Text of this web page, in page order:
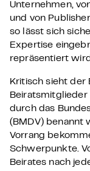
Unternehmen,
und von
so lässt sich
Expertise
repräsentiert
Kritisch sieht der
Beiratsmitglieder
durch das
(BMDV) benannt
Vorrang
Schwerpunkte.
Beirates nach